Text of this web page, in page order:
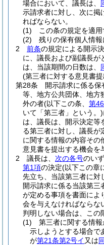
場合において、議長は、
示請求者に対し、次に掲
ればならない。
(1)
この条の規定を適
(2)
残りの保有個人情
2
前条の規定による開示
に、議長および副議長が
は、当該期間の日数は、
(第三者に対する意見書
第28条
開示請求に係る保
等、地方公共団体、地方
外の者(以下この条、 第
いて「第三者」という。)
は、議長は、開示決定等
る第三者に対し、議長が
に関する情報の内容その
意見書を提出する機会を
2
議長は、 次の各号のい
第1項の決定(以下この章
先立ち、当該第三者に対
開示請求に係る当該第三
が定める事項を書面によ
会を与えなければならな
判明しない場合は、この
(1)
第三者に関する情
示しようとする場合で
が第21条第2号イ 又は